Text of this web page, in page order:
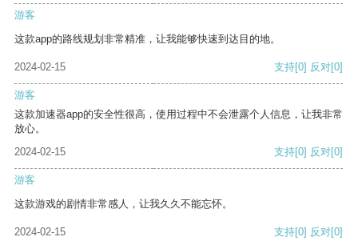
游客
这款app的路线规划非常精准，让我能够快速到达目的地。
2024-02-15 支持[0] 反对[0]
游客
这款加速器app的安全性很高，使用过程中不会泄露个人信息，让我非常
放心。
2024-02-15
支持[0] 反对[0]
游客
这款游戏的剧情非常感人，让我久久不能忘怀。
2024-02-15 支持[0] 反对[0]